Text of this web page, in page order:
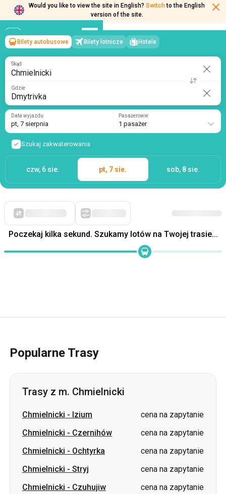
Would you like to view the site in English? Switch to the English
version of the site.
Chmielnicki→Dmytrivka
pt, 7 sierpnia/1 pasażer
Bilety autobusowe Bilety lotnicze Hotele
Skąd
Gdzie
Data wyjazdu
pt, 7 sierpnia
Pasażerowie
1 pasażer
Szukaj zakwaterowania
czw, 6 sie. pt, 7 sie. sob, 8 sie.
Po pierwsze, tanie
Chmielnicki
Chmielnicki- Ochtyrka
Chmielnicki-Stryj
cena na zapytanie
Chmielnicki-Czuhujiw
cena na zapytanie
Chmielnicki-Romny
cena na zapytanie
Chmielnicki-Berehowe
cena na zapytanie
Chmielnicki-Samar
cena na